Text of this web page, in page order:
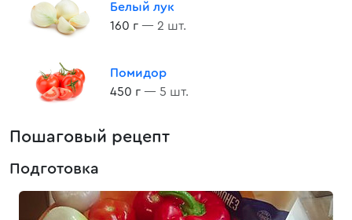
Белый лук
160 г — 2 шт.
Помидор
450 г — 5 шт.
Пошаговый рецепт
Подготовка